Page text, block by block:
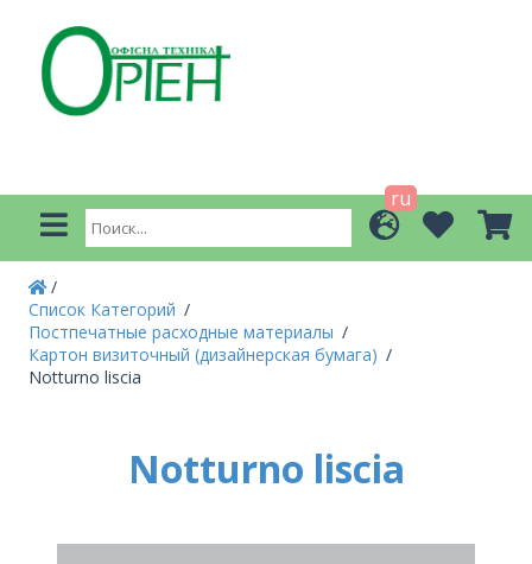
ru
Список Категорий
Постпечатные расходные материалы
Картон визиточный (дизайнерская бумага)
Notturno liscia
Notturno liscia